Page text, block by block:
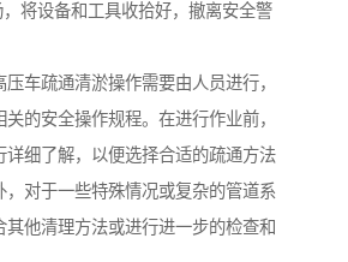
将设备和工具收拾好，撤离安全警
车疏通清淤操作需要由人员进行，
的安全操作规程。在进行作业前，
详细了解，以便选择合适的疏通方法
，对于一些特殊情况或复杂的管道系
其他清理方法或进行进一步的检查和